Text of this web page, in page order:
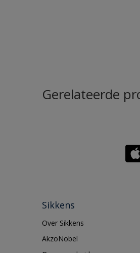
Gerelateerde
Sikkens
Over Sikkens
AkzoNobel